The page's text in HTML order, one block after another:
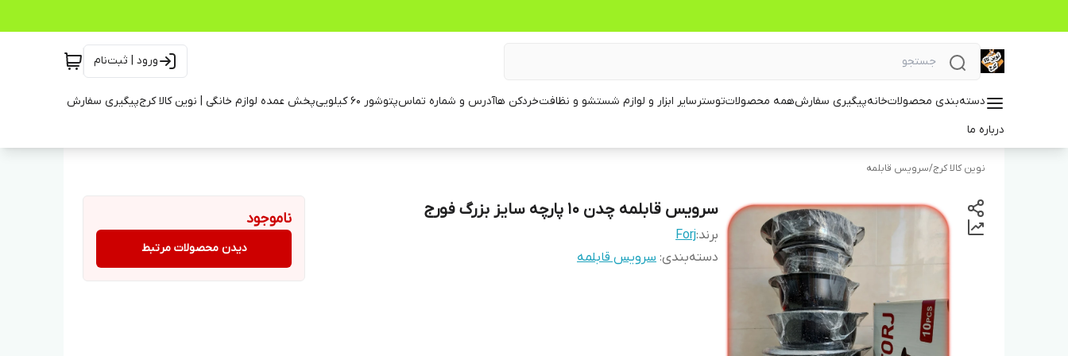
ورود | ثبت‌نام
دسته‌بندی محصولاتخانهپیگیری سفارشهمه محصولاتتوسترسایر ابزار و لوازم شستشو و نظافتخردکن هاآدرس و شماره تماسپتوشور ۶۰ کیلویی پخش عمده لوازم خانگی | نوین کالا کرجپیگیری سفارش
درباره ما
نوین کالا کرج/سرویس قابلمه
سرویس قابلمه چدن ۱۰ پارچه سایز بزرگ فورج
برند:Forj
دسته‌بندی: سرویس قابلمه
ناموجود
دیدن محصولات مرتبط